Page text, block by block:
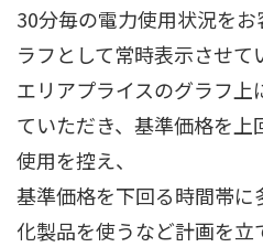
30分毎の電力使用状況を
ラフとして常時表示させて
エリアプライスのグラフ
ていただき、基準価格を
使用を控え、
基準価格を下回る時間帯
化製品を使うなど計画を立